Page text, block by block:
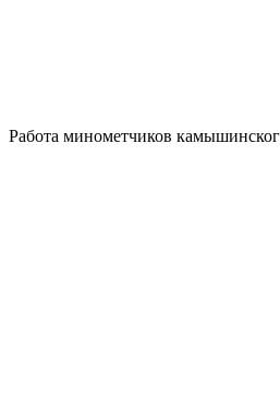
Работа минометчиков